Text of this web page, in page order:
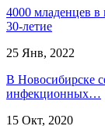
4000 младенцев в
30-летие
25 Янв, 2022
В Новосибирске
инфекционных…
15 Окт, 2020